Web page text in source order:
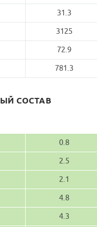
31.3
3125
72.9
781.3
СОСТАВ
0.8
2.5
2.1
4.8
4.3